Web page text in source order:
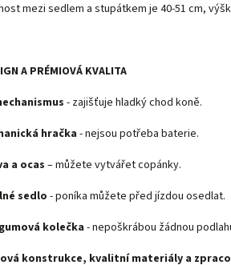
mezi sedlem a stupátkem je 40-51 cm,
A PRÉMIOVÁ KVALITA
- zajišťuje hladký chod koně.
hračka - nejsou potřeba baterie.
a ocas – můžete vytvářet copánky.
sedlo - poníka můžete před jízdou osedlat.
kolečka - nepoškrábou žádnou
konstrukce, kvalitní materiály a